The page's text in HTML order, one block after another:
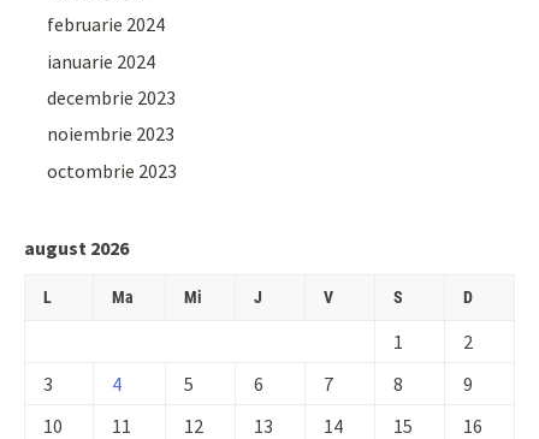
februarie 2024
ianuarie 2024
decembrie 2023
noiembrie 2023
octombrie 2023
august 2026
L Ma Mi J V S D
1
2
3
4 5 6 7 8
9
10
11 12 13 14 15
16